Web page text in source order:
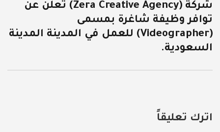
المقالة
التالية:
شركة (Zera Creative Agency) تعلن عن
توافر وظيفة شاغرة بمسمى
(Videographer) للعمل في المدينة المدينة
السعودية.
اترك تعليقاً